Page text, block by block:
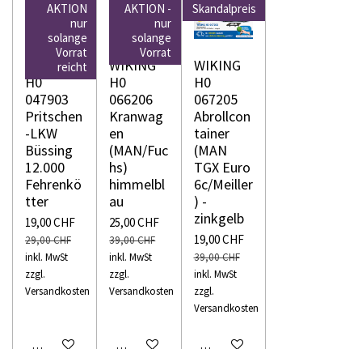
AKTION
nur
solange
Vorrat
reicht
WIKING
H0
047903
Pritschen
-LKW
Büssing
12.000
Fehrenkö
tter
19,00 CHF
29,00 CHF
inkl. MwSt
zzgl.
Versandkosten
In den Warenkorb
AKTION -
nur
solange
Vorrat
WIKING
H0
066206
Kranwag
en
(MAN/Fuc
hs)
himmelbl
au
25,00 CHF
39,00 CHF
inkl. MwSt
zzgl.
Versandkosten
In den Warenkorb
Skandalpreis
WIKING
H0
067205
Abrollcon
tainer
(MAN
TGX Euro
6c/Meiller
) -
zinkgelb
19,00 CHF
39,00 CHF
inkl. MwSt
zzgl.
Versandkosten
In den Warenkorb